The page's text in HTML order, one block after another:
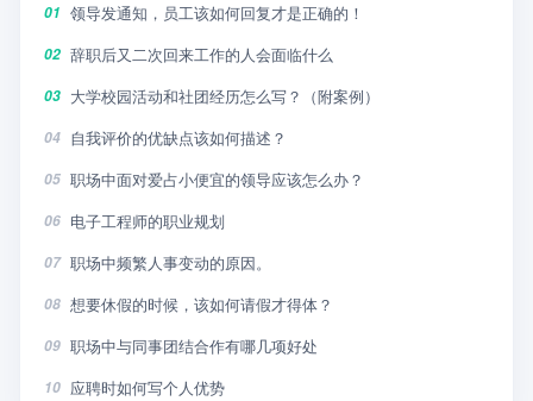
01 领导发通知，员工该如何回复才是正确的！
02 辞职后又二次回来工作的人会面临什么
03 大学校园活动和社团经历怎么写？（附案例）
04 自我评价的优缺点该如何描述？
05 职场中面对爱占小便宜的领导应该怎么办？
06 电子工程师的职业规划
07 职场中频繁人事变动的原因。
08 想要休假的时候，该如何请假才得体？
09 职场中与同事团结合作有哪几项好处
10 应聘时如何写个人优势